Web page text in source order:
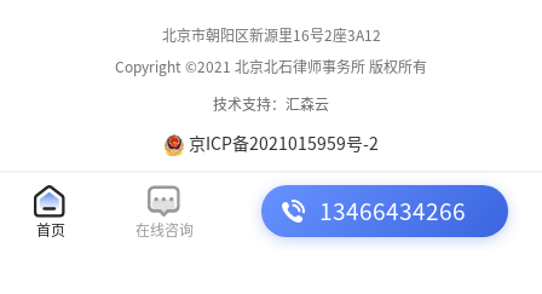
首页 在线咨询
13466434266
北京市朝阳区新源里16号2座3A12
Copyright ©2021 北京北石律师事务所 版权所有
技术支持：汇森云
京ICP备2021015959号-2